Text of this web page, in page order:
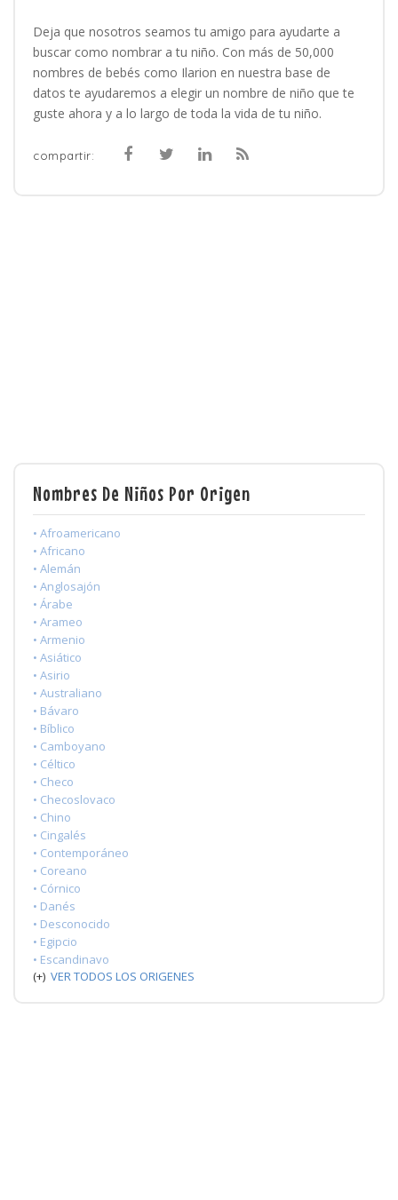
Deja que nosotros seamos tu amigo para ayudarte a
buscar como nombrar a tu niño. Con más de 50,000
nombres de bebés como Ilarion en nuestra base de
datos te ayudaremos a elegir un nombre de niño que te
guste ahora y a lo largo de toda la vida de tu niño.
compartir:
Nombres De Niños Por Origen
• Afroamericano
• Africano
• Alemán
• Anglosajón
• Árabe
• Arameo
• Armenio
• Asiático
• Asirio
• Australiano
• Bávaro
• Bíblico
• Camboyano
• Céltico
• Checo
• Checoslovaco
• Chino
• Cingalés
• Contemporáneo
• Coreano
• Córnico
• Danés
• Desconocido
• Egipcio
• Escandinavo
(+) VER TODOS LOS ORIGENES